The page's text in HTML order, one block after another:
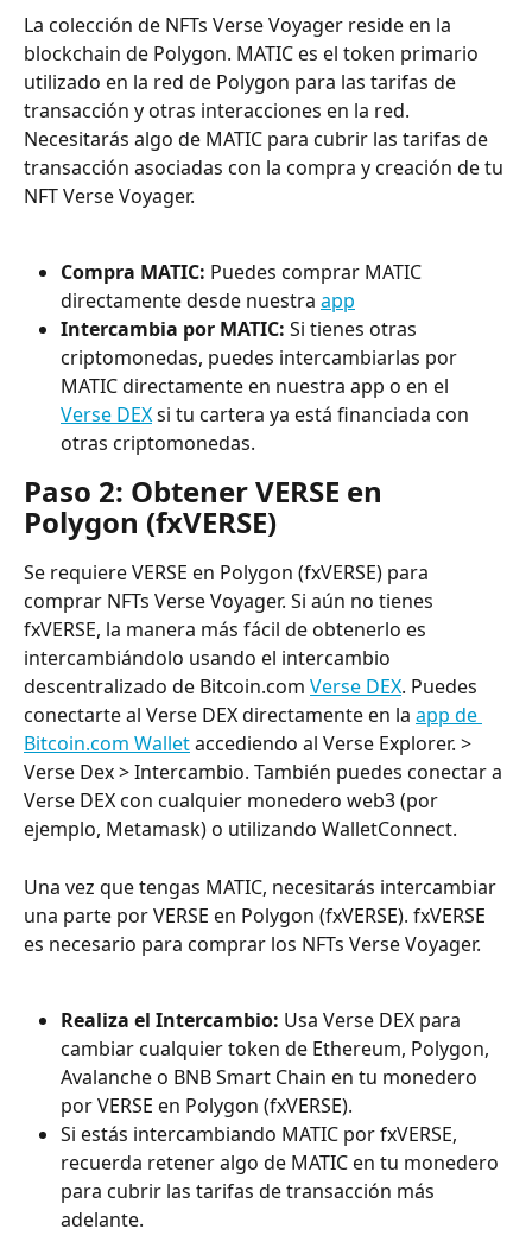
La colección de NFTs Verse Voyager reside en la
blockchain de Polygon. MATIC es el token primario
utilizado en la red de Polygon para las tarifas de
transacción y otras interacciones en la red.
Necesitarás algo de MATIC para cubrir las tarifas de
transacción asociadas con la compra y creación de tu
NFT Verse Voyager.
Compra MATIC: Puedes comprar MATIC
directamente desde nuestra app
Intercambia por MATIC: Si tienes otras
criptomonedas, puedes intercambiarlas por
MATIC directamente en nuestra app o en el
Verse DEX si tu cartera ya está financiada con
otras criptomonedas.
Paso 2: Obtener VERSE en
Polygon (fxVERSE)
Se requiere VERSE en Polygon (fxVERSE) para
comprar NFTs Verse Voyager. Si aún no tienes
fxVERSE, la manera más fácil de obtenerlo es
intercambiándolo usando el intercambio
descentralizado de Bitcoin.com Verse DEX. Puedes
conectarte al Verse DEX directamente en la app de
Bitcoin.com Wallet accediendo al Verse Explorer. >
Verse Dex > Intercambio. También puedes conectar a
Verse DEX con cualquier monedero web3 (por
ejemplo, Metamask) o utilizando WalletConnect.
Una vez que tengas MATIC, necesitarás intercambiar
una parte por VERSE en Polygon (fxVERSE). fxVERSE
es necesario para comprar los NFTs Verse Voyager.
Realiza el Intercambio: Usa Verse DEX para
cambiar cualquier token de Ethereum, Polygon,
Avalanche o BNB Smart Chain en tu monedero
por VERSE en Polygon (fxVERSE).
Si estás intercambiando MATIC por fxVERSE,
recuerda retener algo de MATIC en tu monedero
para cubrir las tarifas de transacción más
adelante.